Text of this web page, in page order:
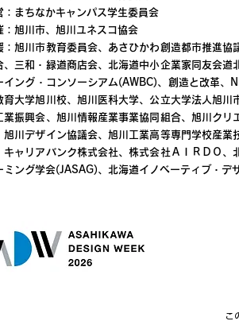
：まちなかキャンパス学生委員会
：旭川市、旭川ユネスコ協会
：旭川市教育委員会、あさひかわ創造都市推進
、三和・緑道商店会、北海道中小企業家同友会
イング・コンソーシアム(AWBC)、創造と改革、
育大学旭川校、旭川医科大学、公立大学法人旭
業振興会、旭川情報産業事業協同組合、旭川ク
旭川デザイン協議会、旭川工業高等専門学校産
キャリアバンク株式会社、株式会社ＡＩＲＤＯ、
ミング学会(JASAG)、北海道イノベーティブ・デ
こ